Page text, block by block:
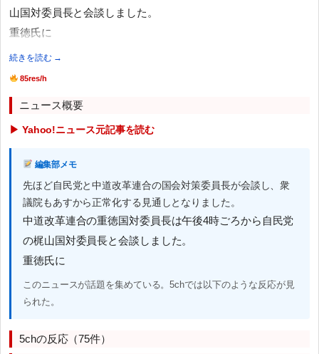
山国対委員長と会談しました。
重徳氏に
続きを読む →
85res/h
ニュース概要
▶ Yahoo!ニュース元記事を読む
編集部メモ
先ほど自民党と中道改革連合の国会対策委員長が会談し、衆
議院もあすから正常化する見通しとなりました。
中道改革連合の重徳国対委員長は午後4時ごろから自民党
の梶山国対委員長と会談しました。
重徳氏に
このニュースが話題を集めている。5chでは以下のような反応が見
られた。
5chの反応（75件）